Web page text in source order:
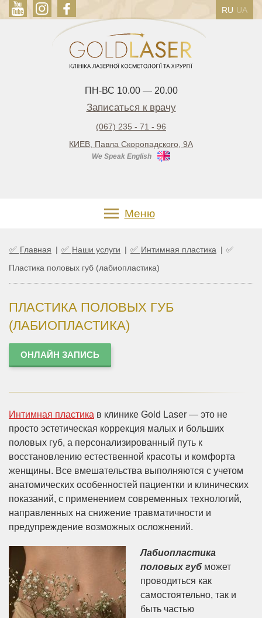
RU UA
ПН-ВС 10.00 — 20.00
Записаться к врачу
(067) 235 - 71 - 96
КИЕВ, Павла Скоропадского, 9А
We Speak English
Меню
✅ Главная | ✅ Наши услуги | ✅ Интимная пластика | ✅
Пластика половых губ (лабиопластика)
ПЛАСТИКА ПОЛОВЫХ ГУБ
(ЛАБИОПЛАСТИКА)
ОНЛАЙН ЗАПИСЬ
Интимная пластика в клинике Gold Laser — это не
просто эстетическая коррекция малых и больших
половых губ, а персонализированный путь к
восстановлению естественной красоты и комфорта
женщины. Все вмешательства выполняются с учетом
анатомических особенностей пациентки и клинических
показаний, с применением современных технологий,
направленных на снижение травматичности и
предупреждение возможных осложнений.
Лабиопластика
половых губ может
проводиться как
самостоятельно, так и
быть частью